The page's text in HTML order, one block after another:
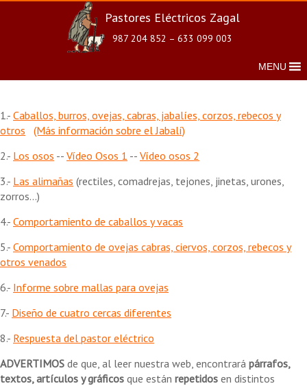
Pastores Eléctricos Zagal
987 204 852 – 633 099 003
MENU
1.- Caballos, burros, ovejas, cabras, jabalíes, corzos, rebecos y
otros
(Más información sobre el Jabalí)
2.- Los osos -- Vídeo Osos 1 -- Vídeo osos 2
3.- Las alimañas (rectiles, comadrejas, tejones, jinetas, urones,
zorros...)
4.- Comportamiento de caballos y vacas
5.- Comportamiento de ovejas cabras, ciervos, corzos, rebecos y
otros venados
6.- Informe sobre mallas para ovejas
7.- Diseño de cuatro cercas diferentes
8.- Respuesta del pastor eléctrico
ADVERTIMOS de que, al leer nuestra web, encontrará párrafos,
textos, artículos y gráficos que están repetidos en distintos